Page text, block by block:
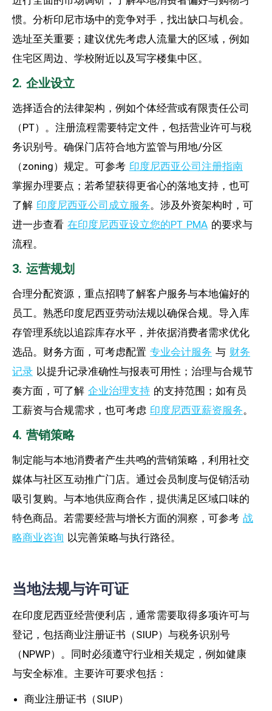
惯。分析印尼市场中的竞争对手，找出缺口与机会。
选址至关重要；建议优先考虑人流量大的区域，例如
住宅区周边、学校附近以及写字楼集中区。
2. 企业设立
选择适合的法律架构，例如个体经营或有限责任公司
（PT）。注册流程需要特定文件，包括营业许可与税
务识别号。确保门店符合地方监管与用地/分区
（zoning）规定。可参考 印度尼西亚公司注册指南
掌握办理要点；若希望获得更省心的落地支持，也可
了解 印度尼西亚公司成立服务。涉及外资架构时，可
进一步查看 在印度尼西亚设立您的PT PMA 的要求与
流程。
3. 运营规划
合理分配资源，重点招聘了解客户服务与本地偏好的
员工。熟悉印度尼西亚劳动法规以确保合规。导入库
存管理系统以追踪库存水平，并依据消费者需求优化
选品。财务方面，可考虑配置 专业会计服务 与 财务
记录 以提升记录准确性与报表可用性；治理与合规节
奏方面，可了解 企业治理支持 的支持范围；如有员
工薪资与合规需求，也可考虑 印度尼西亚薪资服务。
4. 营销策略
制定能与本地消费者产生共鸣的营销策略，利用社交
媒体与社区互动推广门店。通过会员制度与促销活动
吸引复购。与本地供应商合作，提供满足区域口味的
特色商品。若需要经营与增长方面的洞察，可参考 战
略商业咨询 以完善策略与执行路径。
当地法规与许可证
在印度尼西亚经营便利店，通常需要取得多项许可与
登记，包括商业注册证书（SIUP）与税务识别号
（NPWP）。同时必须遵守行业相关规定，例如健康
与安全标准。主要许可要求包括：
商业注册证书（SIUP）